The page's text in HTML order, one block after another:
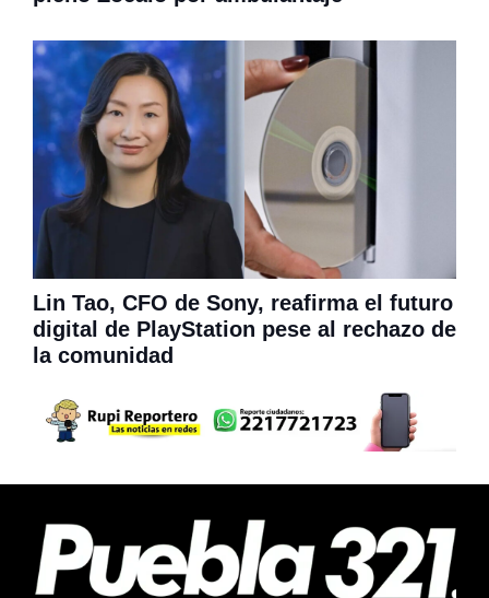
Lin Tao, CFO de Sony, reafirma el futuro
digital de PlayStation pese al rechazo de
la comunidad